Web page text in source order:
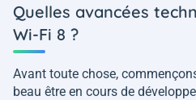
Quelles avancées
Wi-Fi 8 ?
Avant toute chose,
beau être en cours de